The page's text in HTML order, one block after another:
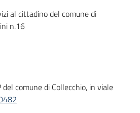
al cittadino del comune di
n.16
comune di Collecchio, in viale